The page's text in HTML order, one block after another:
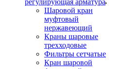
регулирующая арматура
Шаровой кран
муфтовый
нержавеющий
Краны шаровые
трехходовые
Фильтры сетчатые
Кран шаровой